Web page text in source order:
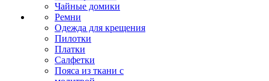
Чайные домики
Ремни
Одежда для крещения
Пилотки
Платки
Салфетки
Пояса из ткани с